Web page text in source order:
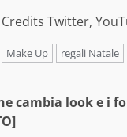
Twitter,
Make Up regali Natale
cambia look e i